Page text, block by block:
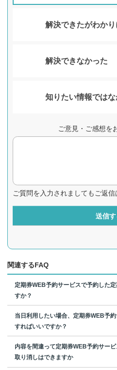
解決できたがわか
解決できなかった
知りたい情報ではな
ご意見・ご感想を
ご質問を入力されましてもご返
送信す
関連するFAQ
定期券WEB予約サービスで予約した
すか？
当日利用したい場合、定期券WEB予
すればいいですか？
内容を間違って定期券WEB予約サー
取り消しはできますか